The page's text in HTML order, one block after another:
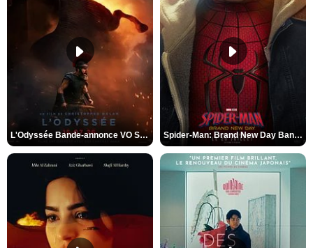
L'Odyssée Bande-annonce VO STFR Spider-Man: Brand New Day Bande-annonce VO STFR